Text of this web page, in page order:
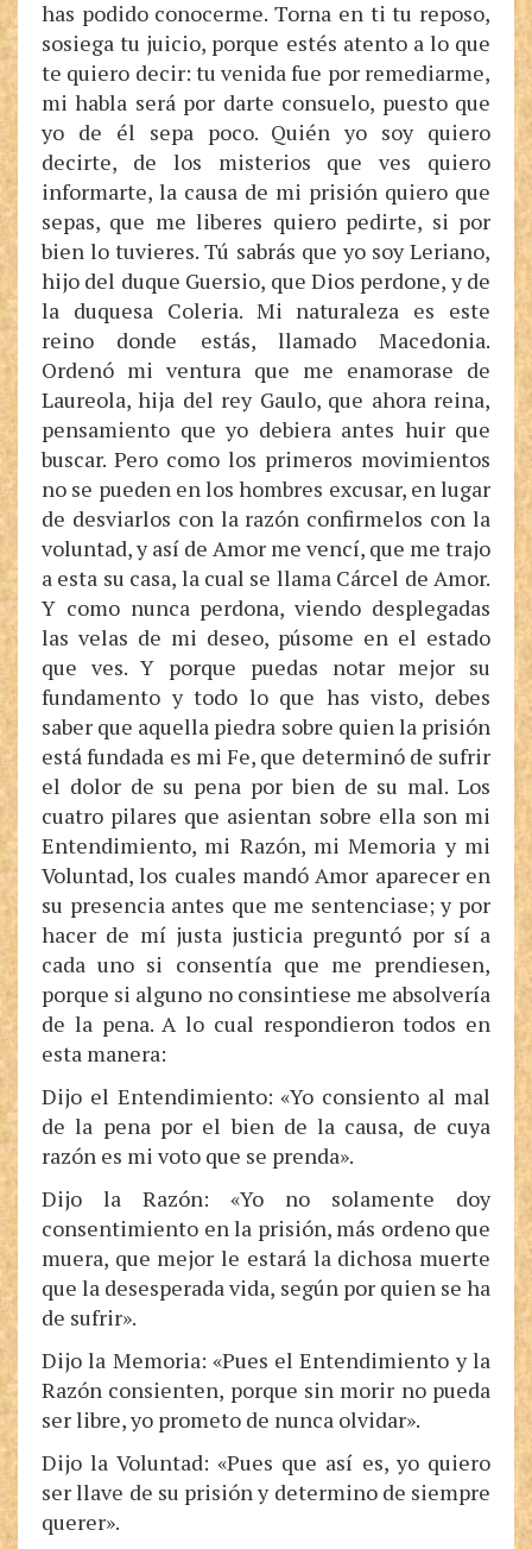
has podido conocerme. Torna en ti tu reposo,
sosiega tu juicio, porque estés atento a lo que
te quiero decir: tu venida fue por remediarme,
mi habla será por darte consuelo, puesto que
yo de él sepa poco. Quién yo soy quiero
decirte, de los misterios que ves quiero
informarte, la causa de mi prisión quiero que
sepas, que me liberes quiero pedirte, si por
bien lo tuvieres. Tú sabrás que yo soy Leriano,
hijo del duque Guersio, que Dios perdone, y de
la duquesa Coleria. Mi naturaleza es este
reino donde estás, llamado Macedonia.
Ordenó mi ventura que me enamorase de
Laureola, hija del rey Gaulo, que ahora reina,
pensamiento que yo debiera antes huir que
buscar. Pero como los primeros movimientos
no se pueden en los hombres excusar, en lugar
de desviarlos con la razón confirmelos con la
voluntad, y así de Amor me vencí, que me trajo
a esta su casa, la cual se llama Cárcel de Amor.
Y como nunca perdona, viendo desplegadas
las velas de mi deseo, púsome en el estado
que ves. Y porque puedas notar mejor su
fundamento y todo lo que has visto, debes
saber que aquella piedra sobre quien la prisión
está fundada es mi Fe, que determinó de sufrir
el dolor de su pena por bien de su mal. Los
cuatro pilares que asientan sobre ella son mi
Entendimiento, mi Razón, mi Memoria y mi
Voluntad, los cuales mandó Amor aparecer en
su presencia antes que me sentenciase; y por
hacer de mí justa justicia preguntó por sí a
cada uno si consentía que me prendiesen,
porque si alguno no consintiese me absolvería
de la pena. A lo cual respondieron todos en
esta manera:
Dijo el Entendimiento: «Yo consiento al mal
de la pena por el bien de la causa, de cuya
razón es mi voto que se prenda».
Dijo la Razón: «Yo no solamente doy
consentimiento en la prisión, más ordeno que
muera, que mejor le estará la dichosa muerte
que la desesperada vida, según por quien se ha
de sufrir».
Dijo la Memoria: «Pues el Entendimiento y la
Razón consienten, porque sin morir no pueda
ser libre, yo prometo de nunca olvidar».
Dijo la Voluntad: «Pues que así es, yo quiero
ser llave de su prisión y determino de siempre
querer».